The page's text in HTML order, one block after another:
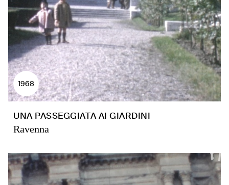
1968
UNA PASSEGGIATA AI GIARDINI
Ravenna